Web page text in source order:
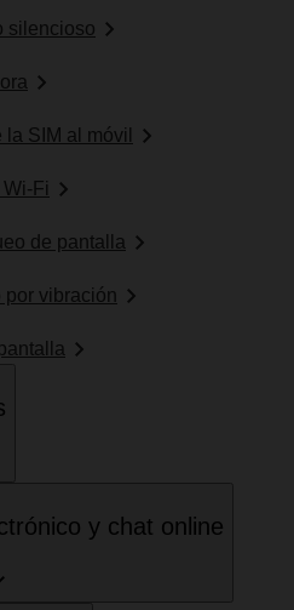
silencioso
SIM al móvil
Fi
de pantalla
por vibración
y chat online